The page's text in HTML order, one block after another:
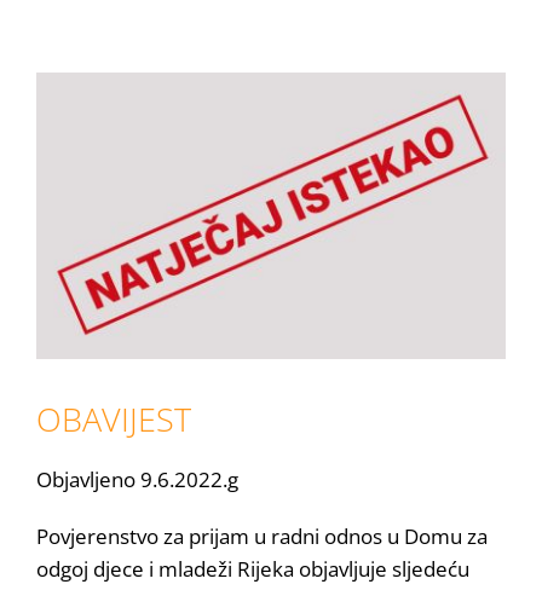
OBAVIJEST
Objavljeno 9.6.2022.g
Povjerenstvo za prijam u radni odnos u Domu za
odgoj djece i mladeži Rijeka objavljuje sljedeću